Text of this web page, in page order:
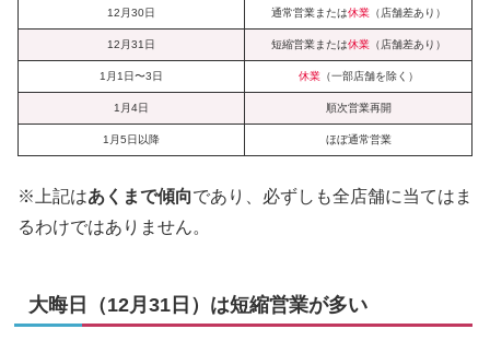
12月30日 通常営業または休業（店舗差あり）
12月31日 短縮営業または休業（店舗差あり）
1月1日〜3日 休業（一部店舗を除く）
1月4日 順次営業再開
1月5日以降 ほぼ通常営業
※上記はあくまで傾向であり、必ずしも全店舗に当てはま
るわけではありません。
大晦日（12月31日）は短縮営業が多い